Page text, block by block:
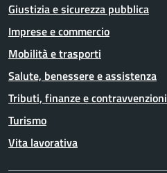
Giustizia e sicurezza pubblica
Imprese e commercio
Mobilità e trasporti
Salute, benessere e assistenza
Tributi, finanze e contravvenzioni
Turismo
Vita lavorativa